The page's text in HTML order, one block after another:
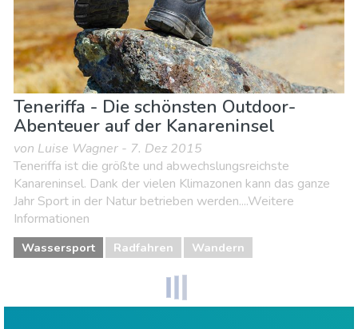
Teneriffa - Die schönsten Outdoor-
Abenteuer auf der Kanareninsel
von Luise Wagner - 7. Dez 2015
Teneriffa ist die größte und abwechslungsreichste
Kanareninsel. Dank der vielen Klimazonen kann das ganze
Jahr Sport in der Natur betrieben werden....Weitere
Informationen
Wassersport Radfahren Wandern